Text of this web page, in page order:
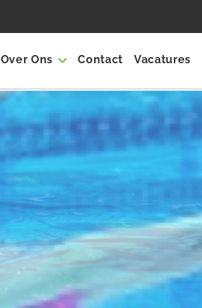
Over Ons Contact Vacatures